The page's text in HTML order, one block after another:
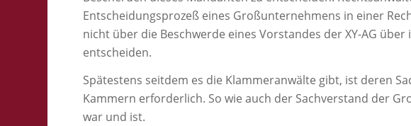
Entscheidungsprozeß eines Großunternehmens in einer
nicht über die Beschwerde eines Vorstandes der XY-AG
entscheiden.
Spätestens seitdem es die Klammeranwälte gibt, ist deren
Kammern erforderlich. So wie auch der Sachverstand der
war und ist.